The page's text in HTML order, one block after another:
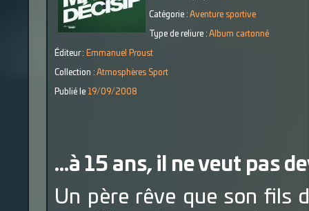
Catégorie : Aventure sportive
Type de reliure : Album cartonné
Éditeur : Emmanuel Proust
Collection : Atmosphères Sport
Publié le 19/09/2008
...à 15 ans, il ne veut pas
Un père rêve que son fils